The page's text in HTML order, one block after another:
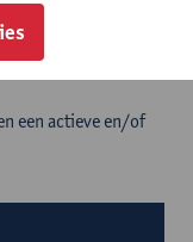
een actieve en/of